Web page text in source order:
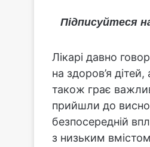
Підписуйтеся
Лікарі давно
на здоров’я
також грає
прийшли до
безпосередній
з низьким